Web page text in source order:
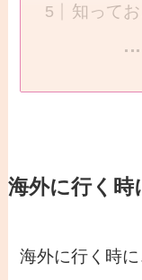
知って
海外に行く時
海外に行く時